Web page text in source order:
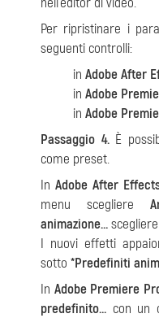
Per ripristinare i
seguenti controlli:
in Adobe After
in Adobe
in Adobe
Passaggio 4.È
come preset.
InAdobe After
menu scegliere
animazione…
I nuovi effetti
sotto *Predefiniti
In Adobe Premiere
predefinito… con un